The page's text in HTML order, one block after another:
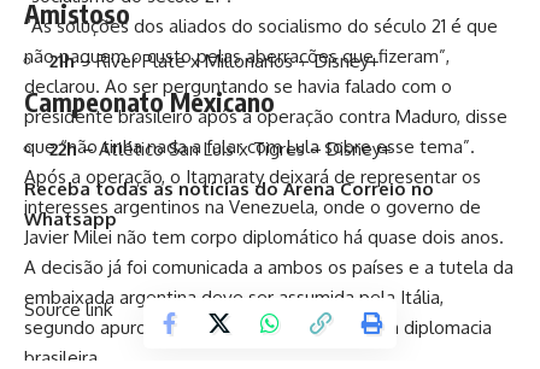
Amistoso
21h– River Plate x Millonarios – Disney+
Campeonato Mexicano
22h– Atlético San Luis x Tigres – Disney+
Receba todas as notícias do Arena Correio no
Whatsapp
Source link
“As soluções dos aliados do socialismo do século 21 é que
não paguem o custo pelas aberrações que fizeram”,
declarou. Ao ser perguntando se havia falado com o
presidente brasileiro após a operação contra Maduro, disse
que “não tinha nada a falar com Lula sobre esse tema”.
Após a operação, o Itamaraty deixará de representar os
interesses argentinos na Venezuela, onde o governo de
Javier Milei não tem corpo diplomático há quase dois anos.
A decisão já foi comunicada a ambos os países e a tutela da
embaixada argentina deve ser assumida pela Itália,
segundo apurou CartaCapitalcom fontes da diplomacia
brasileira.